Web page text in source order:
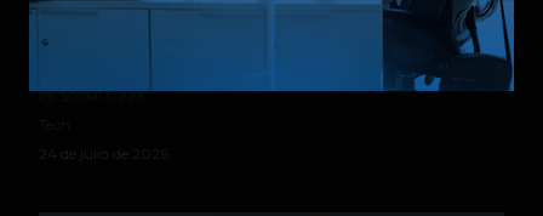
Source Meridian eleva el estándar en healthtech y
logra la certificación de ciberseguridad HITRUST e1
by Social Geek
24 de julio de 2026